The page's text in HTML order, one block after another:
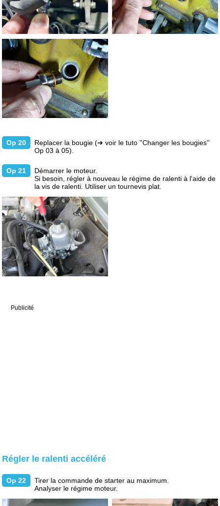
Op 20 Replacer la bougie(➔ voir le tuto ''Changer les bougies''
Op 03 à 05).
Op 21
Démarrer le moteur.
Si besoin, régler à nouveau le régime de ralenti à l'aide de
la vis de ralenti. Utiliser un tournevis plat.
Publicité
Régler le ralenti accéléré
Op 22
Tirer la commande de starter au maximum.
Analyser le régime moteur.